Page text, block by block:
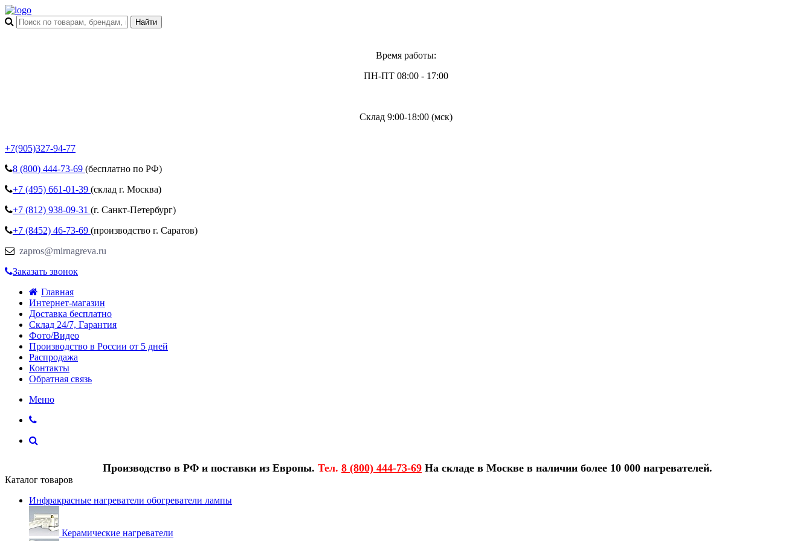
Время работы:
ПН-ПТ 08:00 - 17:00
Склад 9:00-18:00 (мск)
+7(905)327-94-77
8 (800) 444-73-69 (бесплатно по РФ)
+7 (495) 661-01-39 (склад г. Москва)
+7 (812) 938-09-31 (г. Санкт-Петербург)
+7 (8452) 46-73-69 (производство г. Саратов)
zapros@mirnagreva.ru
Заказать звонок
Главная
Интернет-магазин
Доставка бесплатно
Склад 24/7, Гарантия
Фото/Видео
Производство в России от 5 дней
Распродажа
Контакты
Обратная связь
Меню
Производство в РФ и поставки из Европы. Тел. 8 (800) 444-73-69 На складе в Москве в наличии более 10 000 нагревателей.
Каталог товаров
Инфракрасные нагреватели обогреватели лампы
Керамические нагреватели